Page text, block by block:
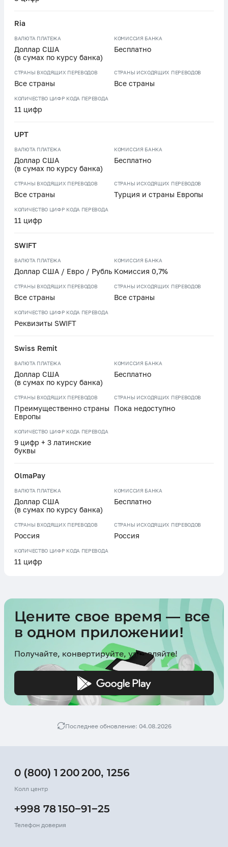
Ria
ВАЛЮТА ПЛАТЕЖА
Доллар США
(в сумах по курсу банка)
КОМИССИЯ БАНКА
Бесплатно
СТРАНЫ ВХОДЯЩИХ ПЕРЕВОДОВ
Все страны
СТРАНЫ ИСХОДЯЩИХ ПЕРЕВОДОВ
Все страны
КОЛИЧЕСТВО ЦИФР КОДА ПЕРЕВОДА
11 цифр
UPT
ВАЛЮТА ПЛАТЕЖА
Доллар США
(в сумах по курсу банка)
КОМИССИЯ БАНКА
Бесплатно
СТРАНЫ ВХОДЯЩИХ ПЕРЕВОДОВ
Все страны
СТРАНЫ ИСХОДЯЩИХ ПЕРЕВОДОВ
Турция и страны Европы
КОЛИЧЕСТВО ЦИФР КОДА ПЕРЕВОДА
11 цифр
SWIFT
ВАЛЮТА ПЛАТЕЖА
Доллар США / Евро / Рубль
КОМИССИЯ БАНКА
Комиссия 0,7%
СТРАНЫ ВХОДЯЩИХ ПЕРЕВОДОВ
Все страны
СТРАНЫ ИСХОДЯЩИХ ПЕРЕВОДОВ
Все страны
КОЛИЧЕСТВО ЦИФР КОДА ПЕРЕВОДА
Реквизиты SWIFT
Swiss Remit
ВАЛЮТА ПЛАТЕЖА
Доллар США
(в сумах по курсу банка)
КОМИССИЯ БАНКА
Бесплатно
СТРАНЫ ВХОДЯЩИХ ПЕРЕВОДОВ
Преимущественно страны
Европы
СТРАНЫ ИСХОДЯЩИХ ПЕРЕВОДОВ
Пока недоступно
КОЛИЧЕСТВО ЦИФР КОДА ПЕРЕВОДА
9 цифр + 3 латинские
буквы
OlmaPay
ВАЛЮТА ПЛАТЕЖА
Доллар США
(в сумах по курсу банка)
КОМИССИЯ БАНКА
Бесплатно
СТРАНЫ ВХОДЯЩИХ ПЕРЕВОДОВ
Россия
СТРАНЫ ИСХОДЯЩИХ ПЕРЕВОДОВ
Россия
КОЛИЧЕСТВО ЦИФР КОДА ПЕРЕВОДА
11 цифр
Цените свое время — все
в одном приложении!
Получайте, конвертируйте, управляйте!
Последнее обновление: 04.08.2026
0 (800) 1 200 200, 1256
Колл центр
+998 78 150−91−25
Телефон доверия